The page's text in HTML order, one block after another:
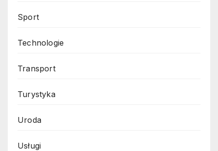
Sport
Technologie
Transport
Turystyka
Uroda
Usługi